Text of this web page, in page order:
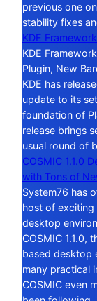
previous one
stability fixes
KDE
KDE
Plugin, New
KDE has
update to its
foundation of
release brings
usual round of
COSMIC 1.1.0
with Tons of
System76 has
host of
desktop
COSMIC 1.1.0,
based desktop
many practical
COSMIC even